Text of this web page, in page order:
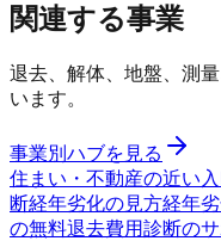
関連する事業
退去、解体、地盤、測
います。
事業別ハブを見る
住まい・不動産の近い入
断経年劣化の見方経年
の無料退去費用診断のサ